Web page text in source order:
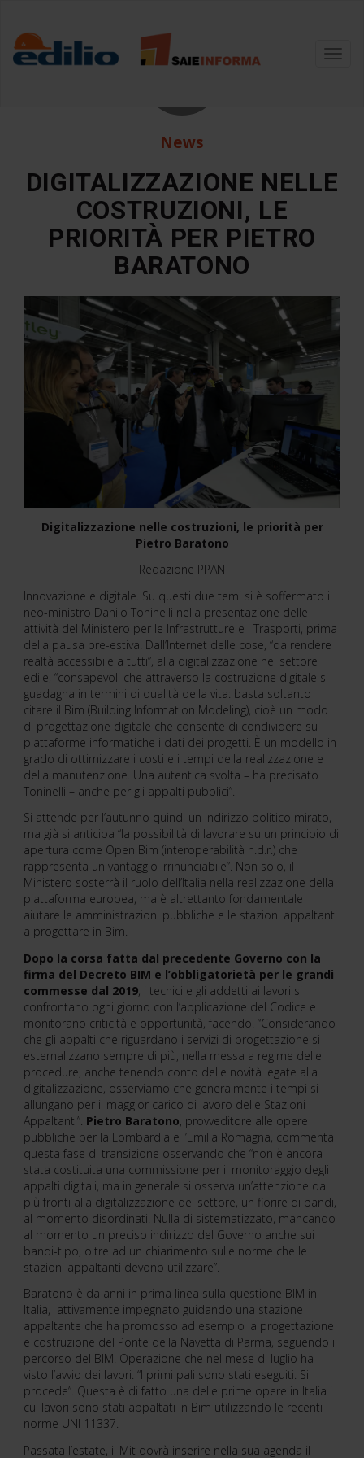
27
News
DIGITALIZZAZIONE NELLE
COSTRUZIONI, LE
PRIORITÀ PER PIETRO
BARATONO
Digitalizzazione nelle costruzioni, le priorità per
Pietro Baratono
Redazione PPAN
Innovazione e digitale. Su questi due temi si è soffermato il
neo-ministro Danilo Toninelli nella presentazione delle
attività del Ministero per le Infrastrutture e i Trasporti, prima
della pausa pre-estiva. Dall’Internet delle cose, “da rendere
realtà accessibile a tutti”, alla digitalizzazione nel settore
edile, “consapevoli che attraverso la costruzione digitale si
guadagna in termini di qualità della vita: basta soltanto
citare il Bim (Building Information Modeling), cioè un modo
di progettazione digitale che consente di condividere su
piattaforme informatiche i dati dei progetti. È un modello in
grado di ottimizzare i costi e i tempi della realizzazione e
della manutenzione. Una autentica svolta – ha precisato
Toninelli – anche per gli appalti pubblici”.
Si attende per l’autunno quindi un indirizzo politico mirato,
ma già si anticipa “la possibilità di lavorare su un principio di
apertura come Open Bim (interoperabilità n.d.r.) che
rappresenta un vantaggio irrinunciabile”. Non solo, il
Ministero sosterrà il ruolo dell’Italia nella realizzazione della
piattaforma europea, ma è altrettanto fondamentale
aiutare le amministrazioni pubbliche e le stazioni appaltanti
a progettare in Bim.
Dopo la corsa fatta dal precedente Governo con la
firma del Decreto BIM e l’obbligatorietà per le grandi
commesse dal 2019, i tecnici e gli addetti ai lavori si
confrontano ogni giorno con l’applicazione del Codice e
monitorano criticità e opportunità, facendo. “Considerando
che gli appalti che riguardano i servizi di progettazione si
esternalizzano sempre di più, nella messa a regime delle
procedure, anche tenendo conto delle novità legate alla
digitalizzazione, osserviamo che generalmente i tempi si
allungano per il maggior carico di lavoro delle Stazioni
Appaltanti”. Pietro Baratono, provveditore alle opere
pubbliche per la Lombardia e l’Emilia Romagna, commenta
questa fase di transizione osservando che “non è ancora
stata costituita una commissione per il monitoraggio degli
appalti digitali, ma in generale si osserva un’attenzione da
più fronti alla digitalizzazione del settore, un fiorire di bandi,
al momento disordinati. Nulla di sistematizzato, mancando
al momento un preciso indirizzo del Governo anche sui
bandi-tipo, oltre ad un chiarimento sulle norme che le
stazioni appaltanti devono utilizzare”.
Baratono è da anni in prima linea sulla questione BIM in
Italia, attivamente impegnato guidando una stazione
appaltante che ha promosso ad esempio la progettazione
e costruzione del Ponte della Navetta di Parma, seguendo il
percorso del BIM. Operazione che nel mese di luglio ha
visto l’avvio dei lavori. “I primi pali sono stati eseguiti. Si
procede”. Questa è di fatto una delle prime opere in Italia i
cui lavori sono stati appaltati in Bim utilizzando le recenti
norme UNI 11337.
Passata l’estate, il Mit dovrà inserire nella sua agenda il